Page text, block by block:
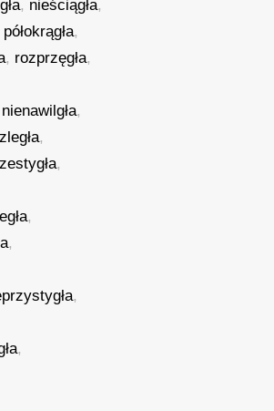
, nieściągła,
półokrągła,
, rozprzęgła,
nienawilgła,
,
,
,
,
,
,